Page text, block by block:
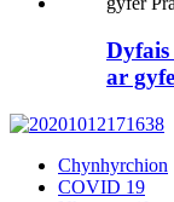
Dyfais
ar
Chynhyrchion
COVID 19